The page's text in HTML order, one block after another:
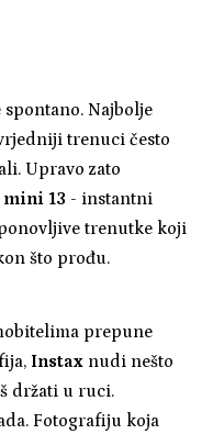
spontano. Najbolje
trenuci često
Upravo zato
13 - instantni
trenutke koji
što prođu.
prepune
Instax nudi nešto
držati u ruci.
Fotografiju koja